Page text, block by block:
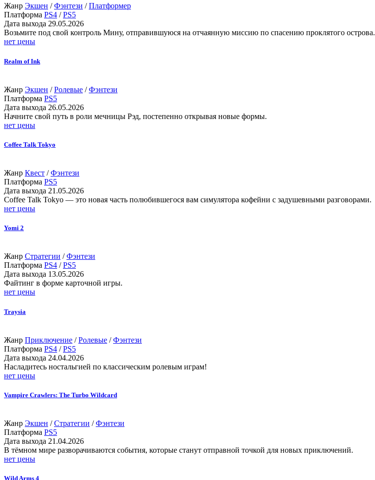
Жанр Экшен /Фэнтези /Платформер
Платформа PS4 /PS5
Дата выхода 29.05.2026
Возьмите под свой контроль Мину, отправившуюся на отчаянную миссию по спасению проклятого острова.
нет цены
Realm of Ink
Жанр Экшен /Ролевые /Фэнтези
Платформа PS5
Дата выхода 26.05.2026
Начните свой путь в роли мечницы Рэд, постепенно открывая новые формы.
нет цены
Coffee Talk Tokyo
Жанр Квест /Фэнтези
Платформа PS5
Дата выхода 21.05.2026
Coffee Talk Tokyo — это новая часть полюбившегося вам симулятора кофейни с задушевными разговорами.
нет цены
Yomi 2
Жанр Стратегии /Фэнтези
Платформа PS4 /PS5
Дата выхода 13.05.2026
Файтинг в форме карточной игры.
нет цены
Traysia
Жанр Приключение /Ролевые /Фэнтези
Платформа PS4 /PS5
Дата выхода 24.04.2026
Насладитесь ностальгией по классическим ролевым играм!
нет цены
Vampire Crawlers: The Turbo Wildcard
Жанр Экшен /Стратегии /Фэнтези
Платформа PS5
Дата выхода 21.04.2026
В тёмном мире разворачиваются события, которые станут отправной точкой для новых приключений.
нет цены
Wild Arms 4